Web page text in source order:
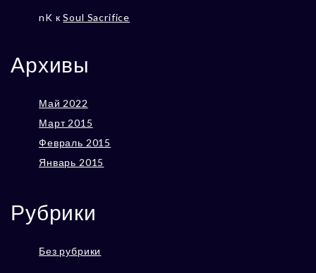
nK кSoul Sacrifice
Архивы
Май 2022
Март 2015
Февраль 2015
Январь 2015
Рубрики
Без рубрики